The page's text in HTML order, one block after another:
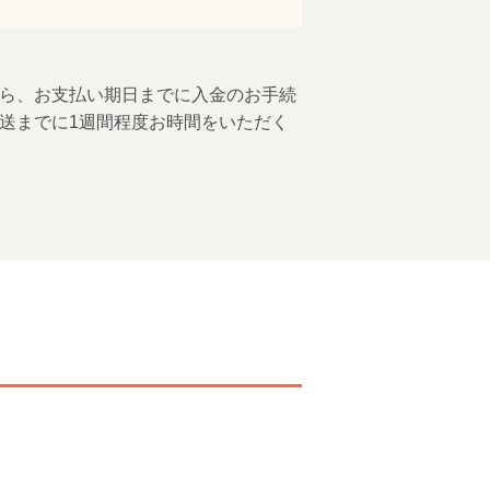
、お支払い期日までに入金のお手続
までに1週間程度お時間をいただく